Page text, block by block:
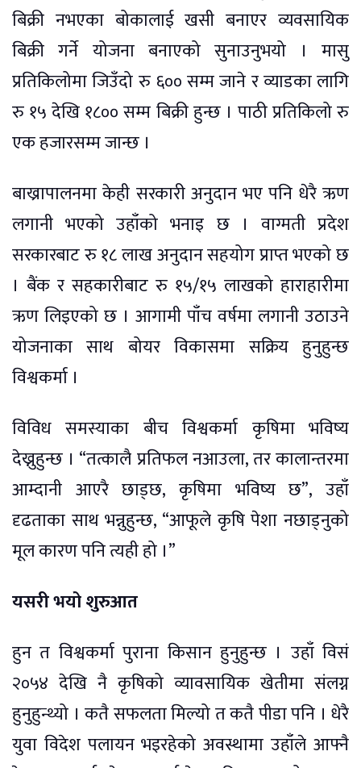
बिक्री नभएका बोकालाई खसी बनाएर व्यवसायिक
बिक्री गर्ने योजना बनाएको सुनाउनुभयो । मासु
प्रतिकिलोमा जिउँदो रु ६०० सम्म जाने र व्याडका लागि
रु १५ देखि १८०० सम्म बिक्री हुन्छ । पाठी प्रतिकिलो रु
एक हजारसम्म जान्छ ।
बाख्रापालनमा केही सरकारी अनुदान भए पनि धेरै ऋण
लगानी भएको उहाँको भनाइ छ । वाग्मती प्रदेश
सरकारबाट रु १८ लाख अनुदान सहयोग प्राप्त भएको छ
। बैंक र सहकारीबाट रु १५/१५ लाखको हाराहारीमा
ऋण लिइएको छ । आगामी पाँच वर्षमा लगानी उठाउने
योजनाका साथ बोयर विकासमा सक्रिय हुनुहुन्छ
विश्वकर्मा ।
विविध समस्याका बीच विश्वकर्मा कृषिमा भविष्य
देख्नुहुन्छ । “तत्कालै प्रतिफल नआउला, तर कालान्तरमा
आम्दानी आएरै छाड्छ, कृषिमा भविष्य छ”, उहाँ
दृढताका साथ भन्नुहुन्छ, “आफूले कृषि पेशा नछाड्नुको
मूल कारण पनि त्यही हो ।”
यसरी भयो शुरुआत
हुन त विश्वकर्मा पुराना किसान हुनुहुन्छ । उहाँ विसं
२०५४ देखि नै कृषिको व्यावसायिक खेतीमा संलग्न
हुनुहुन्थ्यो । कतै सफलता मिल्यो त कतै पीडा पनि । धेरै
युवा विदेश पलायन भइरहेको अवस्थामा उहाँले आफ्नै